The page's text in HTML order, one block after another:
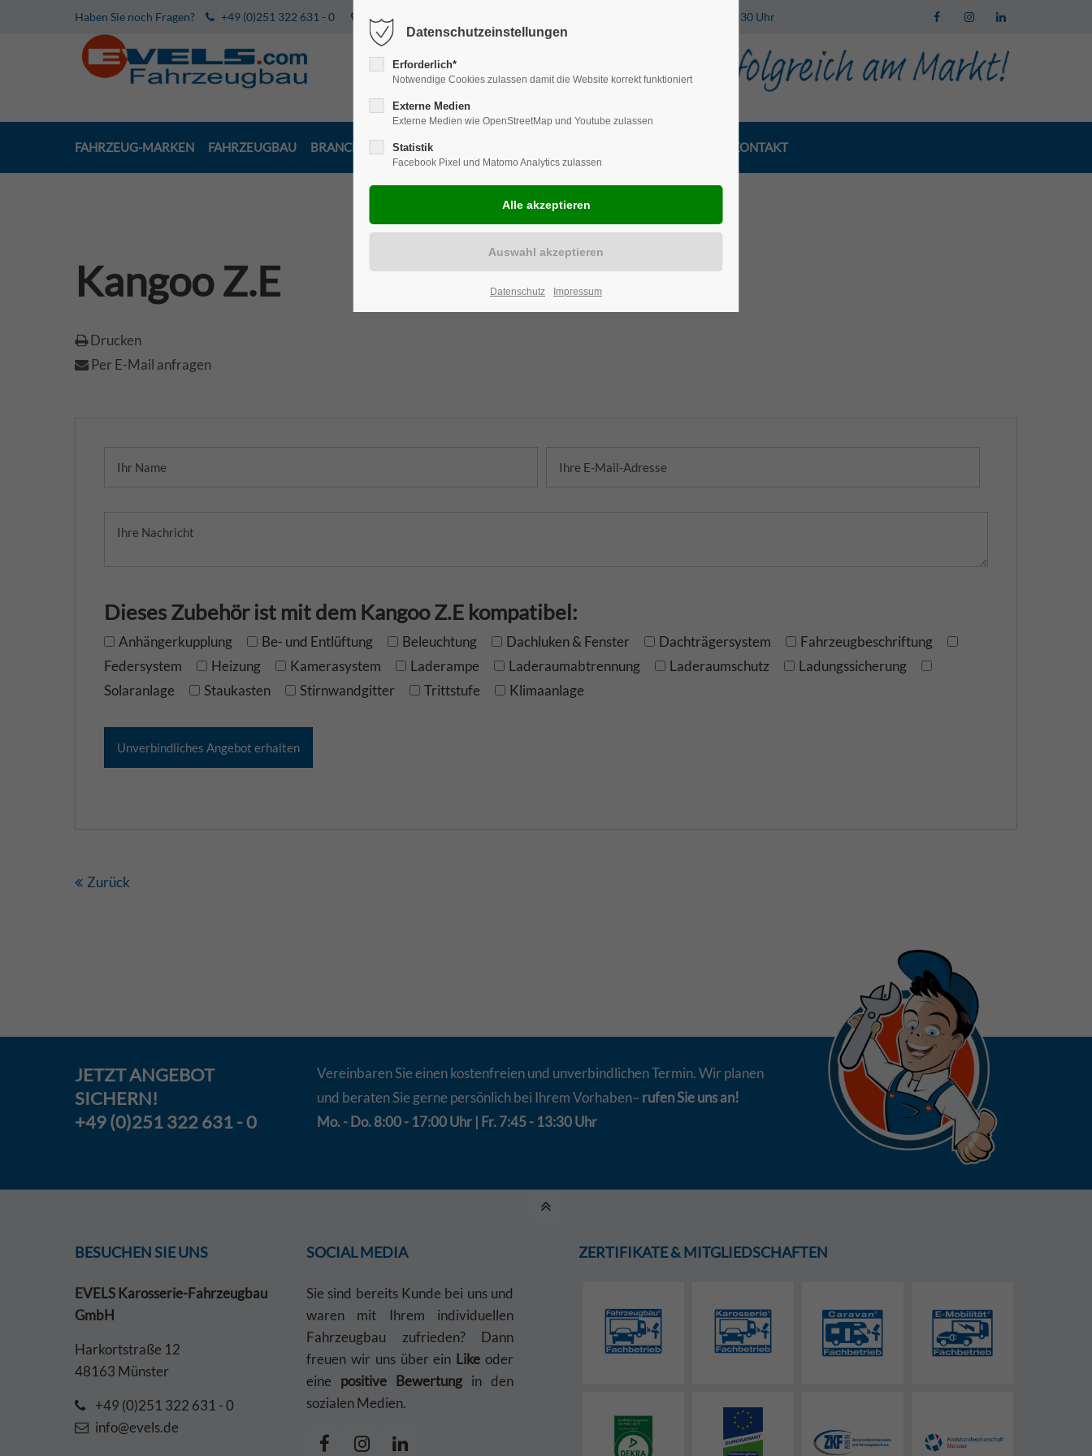
Haben Sie noch Fragen? +49 (0)251 322 631 - 0 Harkortstraße 12, 48163 Münster Mo.-Do. 8:00 - 17:00 | Fr. 7:45 - 13:30 Uhr
FAHRZEUG-MARKEN FAHRZEUGBAU BRANCHENLÖSUNGEN KONTAKT
Kangoo Z.E
Drucken
Per E-Mail anfragen
Dieses Zubehör ist mit dem Kangoo Z.E kompatibel:
Anhängerkupplung Be- und Entlüftung Beleuchtung Dachluken & Fenster Dachträgersystem
Fahrzeugbeschriftung
Federsystem
Heizung Kamerasystem Laderampe Laderaumabtrennung Laderaumschutz
Ladungssicherung
Solaranlage
Staukasten Stirnwandgitter Trittstufe Klimaanlage
Zurück
JETZTANGEBOT
SICHERN!
+49 (0)251 322 631 - 0
Vereinbaren Sie einen kostenfreien und unverbindlichen Termin. Wir planen
und beraten Sie gerne persönlich bei Ihrem Vorhaben– rufen Sie uns an!
Mo. - Do. 8:00 - 17:00 Uhr | Fr. 7:45 - 13:30 Uhr
BESUCHEN SIE UNS
EVELS Karosserie-Fahrzeugbau
GmbH
Harkortstraße 12
48163 Münster
+49 (0)251 322 631 - 0
info@evels.de
SOCIAL MEDIA
Sie sind bereits Kunde bei uns und
waren mit Ihrem individuellen
Fahrzeugbau zufrieden? Dann
freuen wir uns über ein Like oder
eine positive Bewertung in den
sozialen Medien.
ZERTIFIKATE & MITGLIEDSCHAFTEN
Datenschutzeinstellungen
Erforderlich*
Notwendige Cookies zulassen damit die Website korrekt funktioniert
Externe Medien
Externe Medien wie OpenStreetMap und Youtube zulassen
Statistik
Facebook Pixel und Matomo Analytics zulassen
Datenschutz Impressum